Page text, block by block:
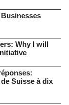
Why I will
Suisse à dix